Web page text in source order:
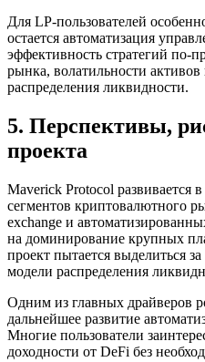
Для LP-пользователей
остается автоматизация
эффективность стратегий по-
рынка, волатильности
распределения ликвидности.
5. Перспективы,
проекта
Maverick Protocol развивается
сегментов криптовалютного
exchange и
на доминирование крупных
проект пытается выделиться
модели распределения
Одним из главных драйверов
дальнейшее развитие
Многие пользователи
доходности от DeFi без